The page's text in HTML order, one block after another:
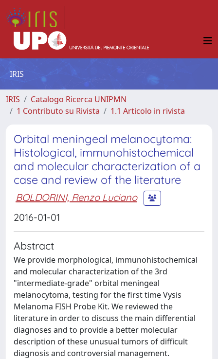
IRIS
IRIS
Catalogo Ricerca UNIPMN
1 Contributo su Rivista
1.1 Articolo in rivista
Orbital meningeal melanocytoma:
Histological, immunohistochemical
and molecular characterization of a
case and review of the literature
BOLDORINI, Renzo Luciano
2016-01-01
Abstract
We provide morphological, immunohistochemical
and molecular characterization of the 3rd
"intermediate-grade" orbital meningeal
melanocytoma, testing for the first time Vysis
Melanoma FISH Probe Kit. We reviewed the
literature in order to discuss the main differential
diagnoses and to provide a better molecular
description of these unusual tumors of difficult
diagnosis and controversial management.